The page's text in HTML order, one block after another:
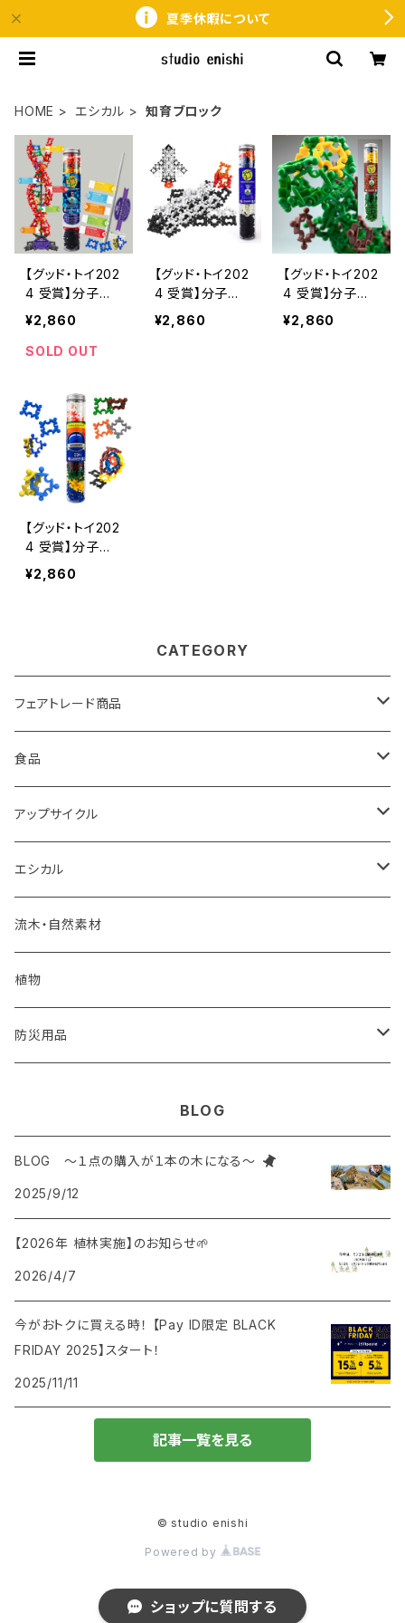
夏季休暇について
HOME エシカル 知育ブロック
【グッド・トイ202
4 受賞】分子の
形のブロック玩
具「モレキュラー
ピース」 DNA
¥2,860
SOLD OUT
【グッド・トイ202
4 受賞】分子の
形のブロック玩
具「モレキュラー
¥2,860
【グッド・トイ202
4 受賞】分子の
形のブロック玩
具「モレキュラー
¥2,860
【グッド・トイ202
4 受賞】分子の
形のブロック玩
具「モレキュラー
¥2,860
CATEGORY
フェアトレード商品
バック
雑貨
食品
食品
モンゴル岩塩
調味料・食品
フェアトレード食品
アップサイクル
エコペーパー
PSペーパー
オリジナルカレンダー
海洋プラスチックごみ
コースター
植木鉢
建築廃材
ウッドボード
天然石
鍋敷き
ポーチ
トートバック
廃材を使ったオリジナルインテリア
エシカル
炭
くり返し使えるエコアイテム
蜜蝋ラップ
知育ブロック
流木・自然素材
植物
防災用品
BLOG
BLOG ～１点の購入が１本の木になる～
2025/9/12
【2026年 植林実施】のお知らせ🌱
2026/4/7
今がおトクに買える時！ 【Pay ID限定 BLACK
FRIDAY 2025】スタート！
2025/11/11
記事一覧を見る
© studio enishi
Powered by
ショップに質問する